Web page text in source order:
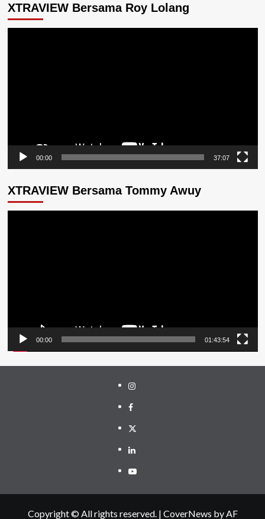
XTRAVIEW Bersama Roy Lolang
00:00 37:07
XTRAVIEW Bersama Tommy Awuy
00:00 01:43:54
Instagram
Facebook
Twitter
Linkedin
Youtube
Copyright © All rights reserved. | CoverNews by AF